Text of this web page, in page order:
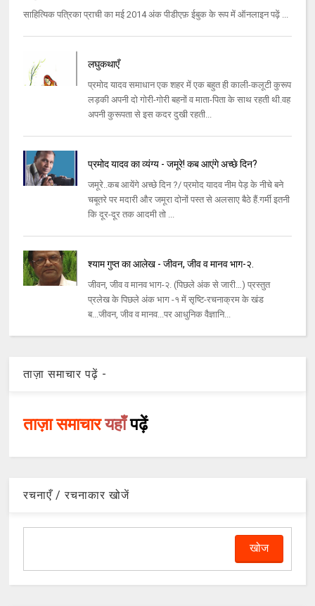
साहित्यिक पत्रिका प्राची का मई 2014 अंक पीडीएफ़ ईबुक के रूप में ऑनलाइन पढ़ें ...
लघुकथाएँ
प्रमोद यादव समाधान एक शहर में एक बहुत ही काली-कलूटी कुरूप
लड़की अपनी दो गोरी-गोरी बहनों व माता-पिता के साथ रहती थी.वह
अपनी कुरूपता से इस कदर दुखी रहती...
प्रमोद यादव का व्यंग्य - जमूरे! कब आएंगे अच्छे दिन?
जमूरे..कब आयेंगे अच्छे दिन ?/ प्रमोद यादव नीम पेड़ के नीचे बने
चबूतरे पर मदारी और जमूरा दोनों पस्त से अलसाए बैठे हैं.गर्मी इतनी
कि दूर-दूर तक आदमी तो ...
श्याम गुप्त का आलेख - जीवन, जीव व मानव भाग-२.
जीवन, जीव व मानव भाग-२. (पिछले अंक से जारी…) प्रस्तुत
प्रलेख के पिछले अंक भाग -१ में सृष्टि-रचनाक्रम के खंड
ब...जीवन, जीव व मानव...पर आधुनिक वैज्ञानि...
ताज़ा समाचार पढ़ें -
ताज़ा समाचारयहाँपढ़ें
रचनाएँ / रचनाकार खोजें